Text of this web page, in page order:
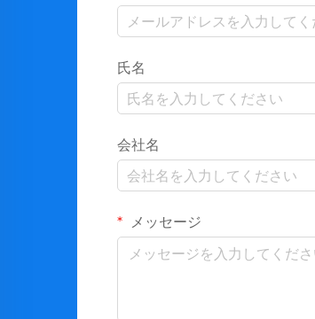
氏名
会社名
メッセージ